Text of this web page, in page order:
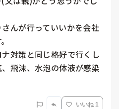
んが行っていいかを会社
対策と同じ格好で行くし
飛沫、水泡の体液が感染
いいね 1